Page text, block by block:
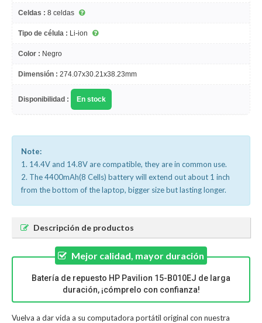
Celdas : 8 celdas
Tipo de célula : Li-ion
Color : Negro
Dimensión : 274.07x30.21x38.23mm
Disponibilidad : En stock
Note:
1. 14.4V and 14.8V are compatible, they are in common use.
2. The 4400mAh(8 Cells) battery will extend out about 1 inch
from the bottom of the laptop, bigger size but lasting longer.
Descripción de productos
Mejor calidad, mayor duración
Batería de repuesto HP Pavilion 15-B010EJ de larga
duración, ¡cómprelo con confianza!
Vuelva a dar vida a su computadora portátil original con nuestra